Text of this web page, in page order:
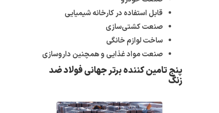
قابل استفاده در کارخانه شیمیایی
صنعت کشتی‌سازی
ساخت لوازم خانگی
صنعت مواد غذایی و همچنین داروسازی
پنج تامین کننده برتر جهانی فولاد ضد